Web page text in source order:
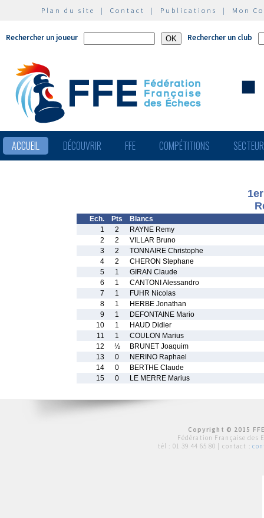
Plan du site | Contact | Publications | Mon
Rechercher un joueur Rechercher un club
ACCUEIL DÉCOUVRIR FFE COMPÉTITIONS
Ech. Pts
Blancs
1
2
RAYNE Remy
2
2
VILLAR Bruno
3
2
TONNAIRE Christophe
4
2
CHERON Stephane
5
1
GIRAN Claude
6
1
CANTONI Alessandro
7
1
FUHR Nicolas
8
1
HERBE Jonathan
9
1
DEFONTAINE Mario
10
1
HAUD Didier
11
1
COULON Marius
12
½
BRUNET Joaquim
13
0
NERINO Raphael
14
0
BERTHE Claude
15
0 LE MERRE Marius
Copyright © 2015
Fédération Française des
tél : 01 39 44 65 80 | contact :